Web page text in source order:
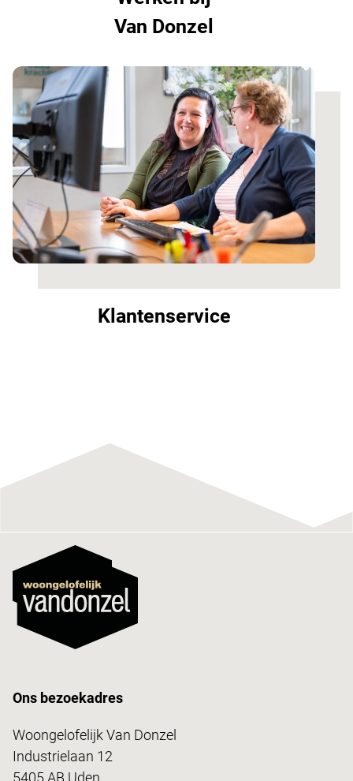
Van Donzel
Klantenservice
Ons bezoekadres
Woongelofelijk Van Donzel
Industrielaan 12